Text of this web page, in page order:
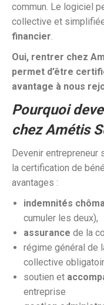
commun. Le logiciel
collective et
financier
Oui, rentrer chez
permet d’être
avantage à nous
Pourquoi
chez Amétis
Devenir entrepreneur
la certification de
avantages :
indemnités
cumuler les deux),
assurance de la
régime général de
collective
soutien et
entreprise